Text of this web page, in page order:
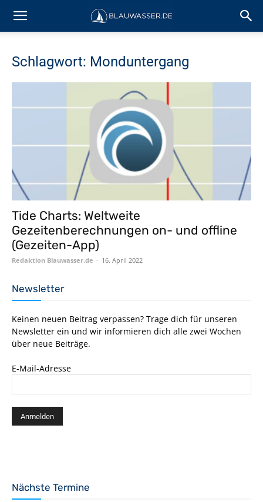
Schlagwort: Monduntergang
Tide Charts: Weltweite
Gezeitenberechnungen on- und offline
(Gezeiten-App)
Redaktion Blauwasser.de - 16. April 2022
Newsletter
Keinen neuen Beitrag verpassen? Trage dich für unseren
Newsletter ein und wir informieren dich alle zwei Wochen
über neue Beiträge.
E-Mail-Adresse
Nächste Termine